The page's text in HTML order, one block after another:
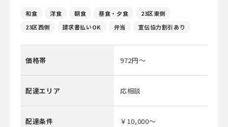
和食 洋食 朝食 昼食・夕食
23区東側
23区西側
請求書払いOK 弁当 宣伝協力割引あり
価格帯 972円～
配達エリア 応相談
配達条件 ￥10,000～